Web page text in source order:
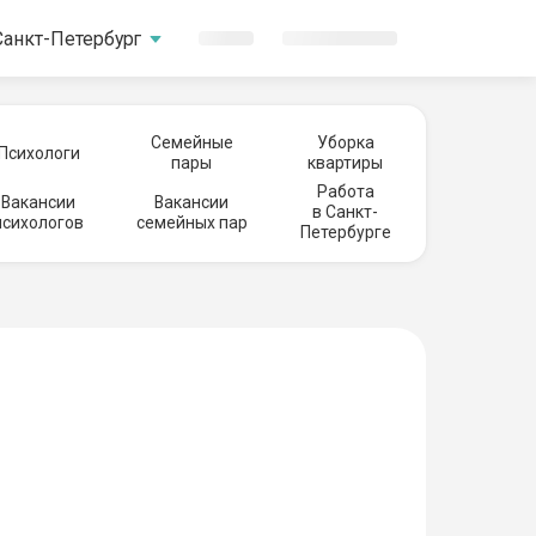
Петербург
Семейные
пары
Уборка
квартиры
Вакансии
Вакансии
семейных пар
Работа
в Санкт-
Петербурге